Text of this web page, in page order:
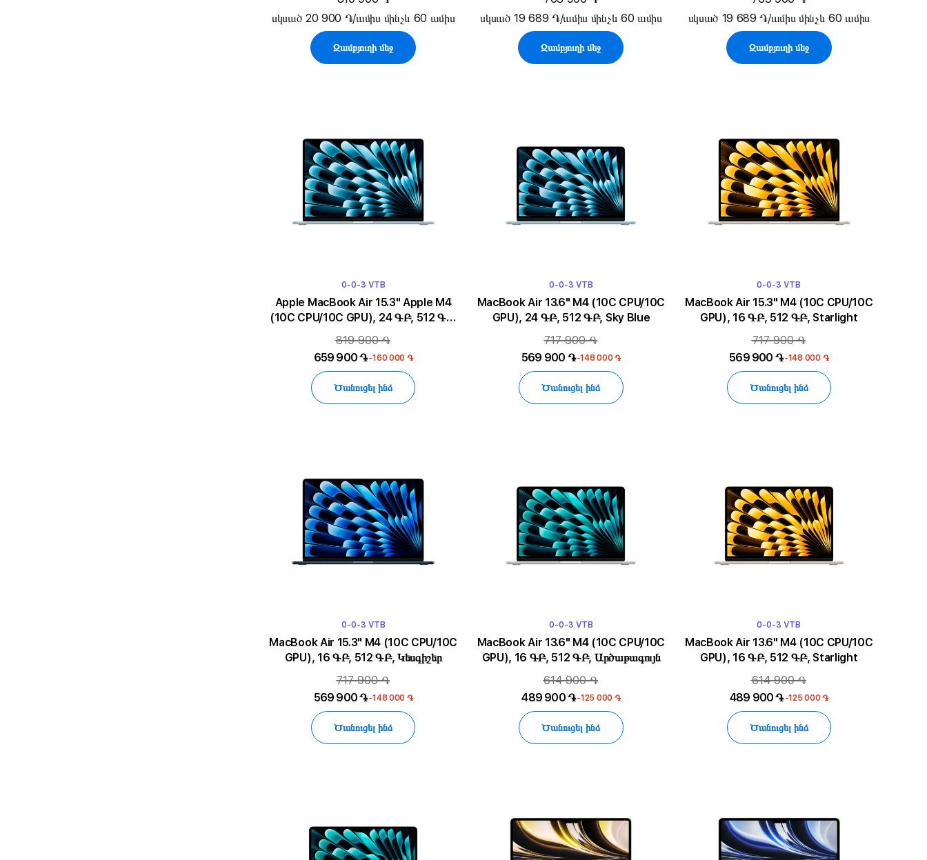
սկսած 20 900 ֏/ամիս մինչև 60 ամիս
Զամբյուղի մեջ
սկսած 19 689 ֏/ամիս մինչև 60 ամիս
Զամբյուղի մեջ
սկսած 19 689 ֏/ամիս մինչև 60 ամիս
Զամբյուղի մեջ
0-0-3 VTB
Apple MacBook Air 15.3" Apple M4
(10C CPU/10C GPU), 24 ԳԲ, 512 ԳԲ,
Sky Blue
819 900 ֏
659 900 ֏-160 000 ֏
Ծանուցել ինձ
0-0-3 VTB
MacBook Air 13.6" M4 (10C CPU/10C
GPU), 24 ԳԲ, 512 ԳԲ, Sky Blue
717 900 ֏
569 900 ֏-148 000 ֏
Ծանուցել ինձ
0-0-3 VTB
MacBook Air 15.3" M4 (10C CPU/10C
GPU), 16 ԳԲ, 512 ԳԲ, Starlight
717 900 ֏
569 900 ֏ -148 000 ֏
Ծանուցել ինձ
0-0-3 VTB
MacBook Air 15.3" M4 (10C CPU/10C
GPU), 16 ԳԲ, 512 ԳԲ, Կեսգիշեր
717 900 ֏
569 900 ֏-148 000 ֏
Ծանուցել ինձ
0-0-3 VTB
MacBook Air 13.6" M4 (10C CPU/10C
GPU), 16 ԳԲ, 512 ԳԲ, Արծաթագույն
614 900 ֏
489 900 ֏-125 000 ֏
Ծանուցել ինձ
0-0-3 VTB
MacBook Air 13.6" M4 (10C CPU/10C
GPU), 16 ԳԲ, 512 ԳԲ, Starlight
614 900 ֏
489 900 ֏ -125 000 ֏
Ծանուցել ինձ